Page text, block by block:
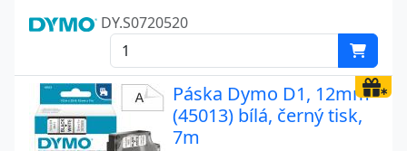
DY.S0720520
Páska Dymo D1, 12mm
(45013) bílá, černý tisk,
7m